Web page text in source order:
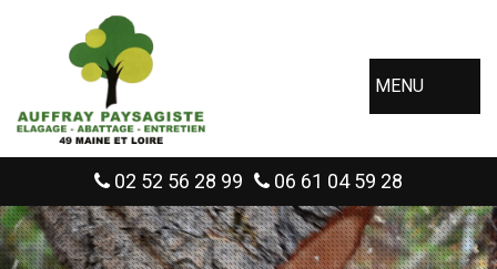
MENU
02 52 56 28 99 06 61 04 59 28